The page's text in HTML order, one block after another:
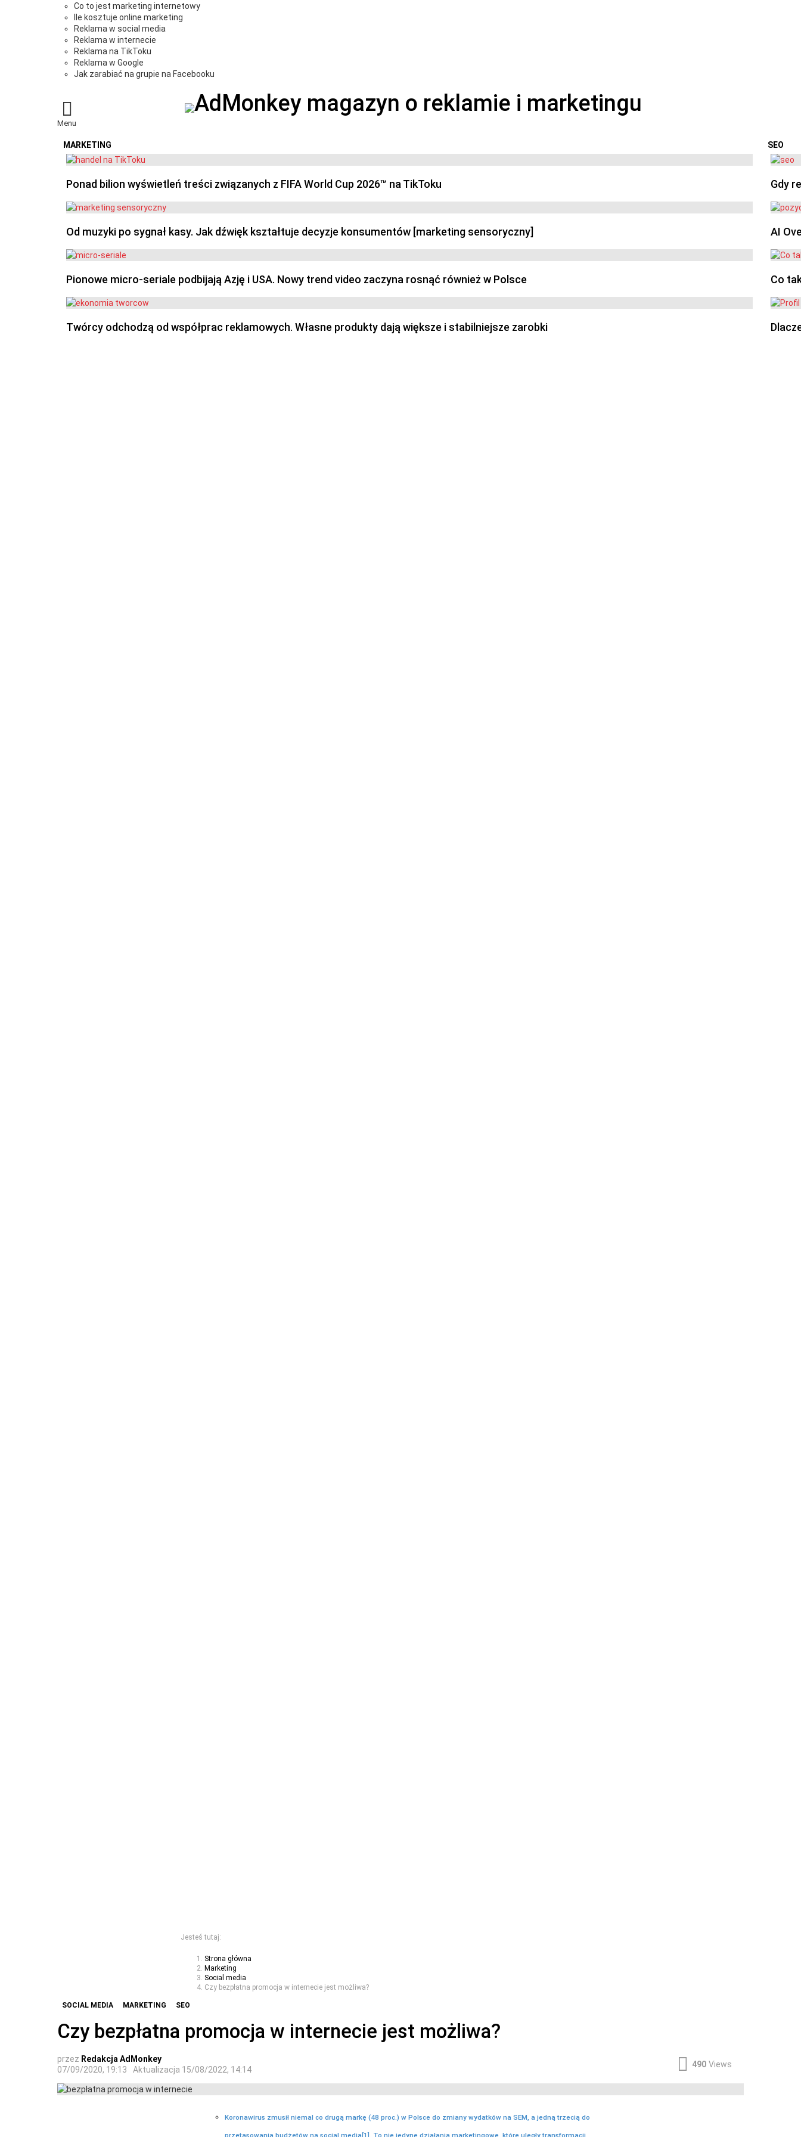
Co to jest marketing internetowy
Ile kosztuje online marketing
Reklama w social media
Reklama w internecie
Reklama na TikToku
Reklama w Google
Jak zarabiać na grupie na Facebooku
Menu magazyn o marketingu, reklamie i kreatywności
MARKETING
OSTATNIE
Ponad bilion wyświetleń treści związanych z FIFA World Cup 2026™ na TikToku
Od muzyki po sygnał kasy. Jak dźwięk kształtuje decyzje konsumentów [marketing sensoryczny]
Pionowe micro-seriale podbijają Azję i USA. Nowy trend video zaczyna rosnąć również w Polsce
Twórcy odchodzą od współprac reklamowych. Własne produkty dają większe i stabilniejsze zarobki
SEO
Gdy
AI
Co
Jesteś tutaj:
Strona główna
Marketing
Social media
Czy bezpłatna promocja w internecie jest możliwa?
SOCIAL MEDIA MARKETING SEO
Czy bezpłatna promocja w internecie jest możliwa?
przez Redakcja AdMonkey
07/09/2020, 19:13
Aktualizacja 15/08/2022, 14:14
490 Views
Koronawirus zmusił niemal co drugą markę (48 proc.) w Polsce do zmiany wydatków na SEM, a jedną trzecią do
przetasowania budżetów na social media[1]. To nie jedyne działania marketingowe, które uległy transformacji